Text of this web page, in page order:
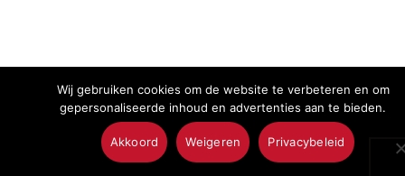
Wij gebruiken cookies om de website te verbeteren en om
gepersonaliseerde inhoud en advertenties aan te bieden.
Akkoord Weigeren Privacybeleid